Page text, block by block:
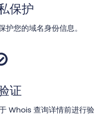
保护
您的域名身份信息。
证
Whois 查询详情前进行验